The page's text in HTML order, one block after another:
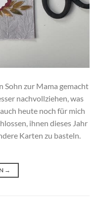
Sohn zur Mama gemacht
nachvollziehen, was
heute noch für mich
ihnen dieses Jahr
Karten zu basteln.
→